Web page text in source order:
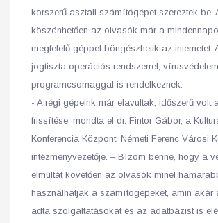
korszerű asztali számítógépet szereztek be.
köszönhetően az olvasók már a
megfelelő géppel böngészhetik az internetet.
jogtiszta operációs rendszerrel,
programcsomaggal is rendelkeznek.
- A régi gépeink már elavultak, időszerű volt
frissítése, mondta el dr. Fintor Gábor, a
Konferencia Központ, Németi Ferenc Városi
intézményvezetője. – Bízom benne, hogy a
elmúltát követően az olvasók minél
használhatják a számítógépeket, amin akár
adta szolgáltatásokat és az adatbázist is